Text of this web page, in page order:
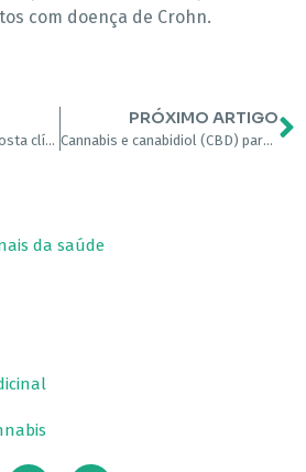
com doença de Crohn.
Cannabis induz uma resposta clínica em pacientes com doença de Crohn: um estudo prospectivo controlado por placebo
PRÓXIMO ARTIGO
Cannabis e canabidiol (CBD) para o tratamento da fibromialgia
da saúde